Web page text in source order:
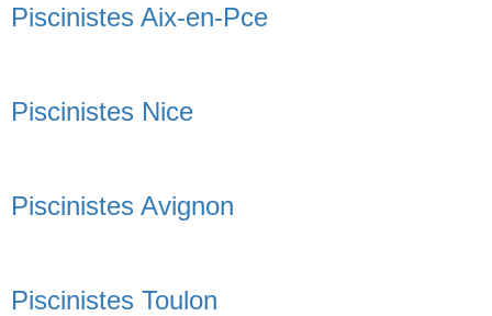
Piscinistes Aix-en-Pce
Piscinistes Nice
Piscinistes Avignon
Piscinistes Toulon